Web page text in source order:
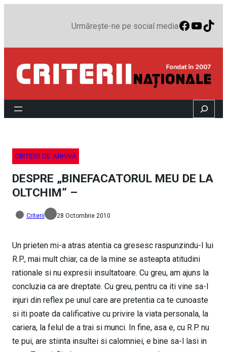
Urmărește-ne pe social media
Search
CRITERII DE ARHIVĂ
DESPRE „BINEFACATORUL MEU DE LA
OLTCHIM” –
Criterii 28 Octombrie 2010
Un prieten mi-a atras atentia ca gresesc raspunzindu-l lui
R.P., mai mult chiar, ca de la mine se asteapta atitudini
rationale si nu expresii insultatoare. Cu greu, am ajuns la
concluzia ca are dreptate. Cu greu, pentru ca iti vine sa-l
injuri din reflex pe unul care are pretentia ca te cunoaste
si iti poate da calificative cu privire la viata personala, la
cariera, la felul de a trai si munci. In fine, asa e, cu R.P. nu
te pui, are stiinta insultei si calomniei, e bine sa-l lasi in